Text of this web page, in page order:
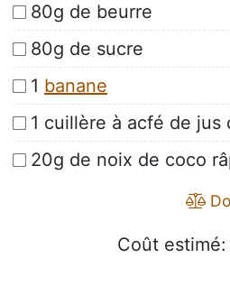
80g de beurre
80g de sucre
1 banane
1 cuillère à acfé de jus
20g de noix de coco
Coût estimé: